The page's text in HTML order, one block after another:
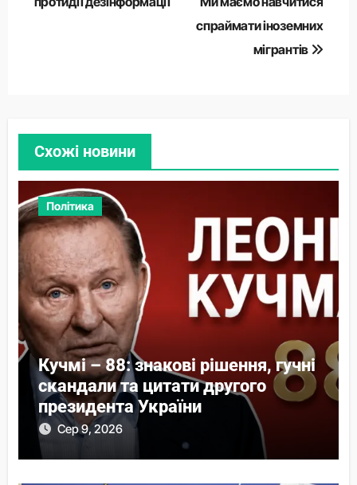
спраймати іноземних
мігрантів
Схожі новини
Політика
Кучмі – 88: знакові рішення, гучні
скандали та цитати другого
президента України
Сер 9, 2026